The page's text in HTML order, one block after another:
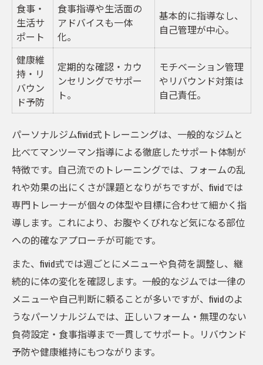
食事・
生活サ
ポート
食事指導や生活面の
アドバイスも一体
化。
基本的に指導なし、
自己管理が中心。
健康維
持・リ
バウン
ド予防
定期的な確認・カウ
ンセリングでサポー
ト。
モチベーション管理
やリバウンド対策は
自己責任。
パーソナルジムfivid式トレーニングは、一般的なジムと
比べてマンツーマン指導による徹底したサポート体制が
特徴です。自己流でのトレーニングでは、フォームの乱
れや効果の出にくさが課題となりがちですが、fividでは
専門トレーナーが個々の体型や目標に合わせて細かく指
導します。これにより、お腹やくびれなど気になる部位
への的確なアプローチが可能です。
また、fivid式では週ごとにメニューや負荷を調整し、継
続的に体の変化を確認します。一般的なジムでは一律の
メニューや自己判断に頼ることが多いですが、fividのよ
うなパーソナルジムでは、正しいフォーム・無理のない
負荷設定・食事指導まで一貫してサポート。リバウンド
予防や健康維持にもつながります。